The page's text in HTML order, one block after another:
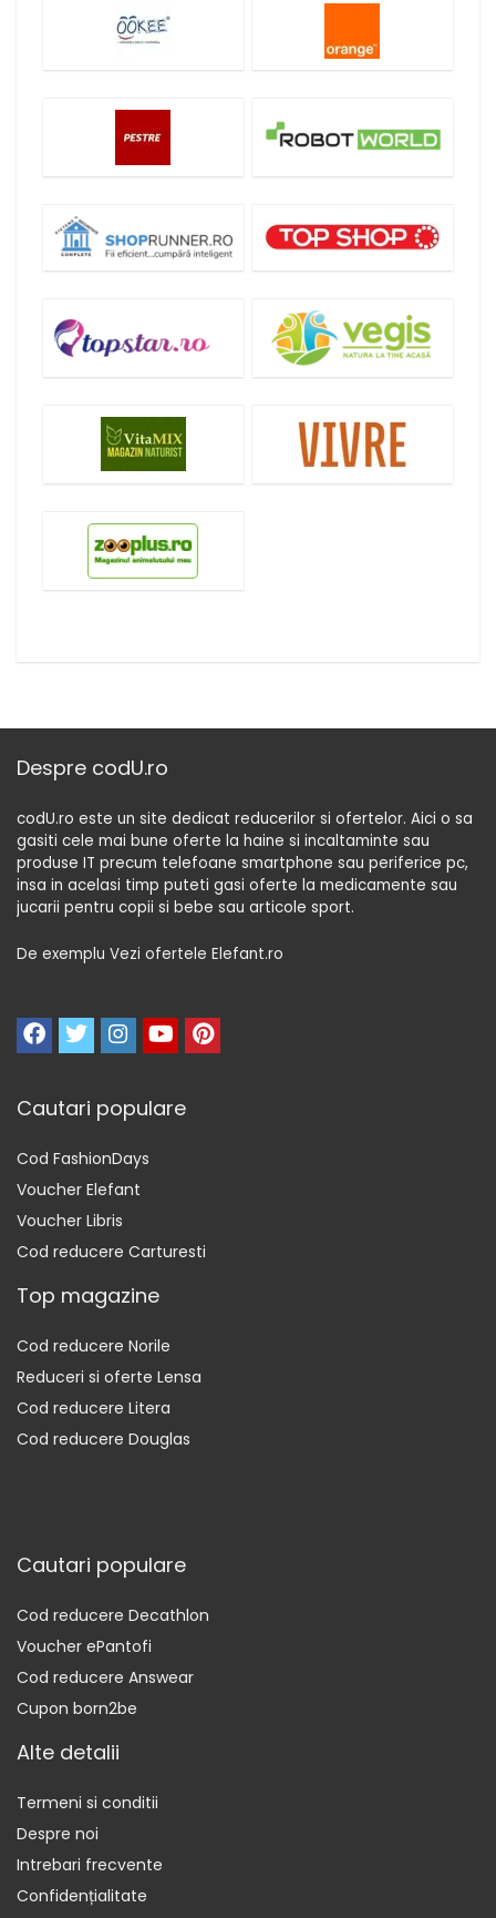
Despre codU.ro
codU.ro este un site dedicat reducerilor si ofertelor. Aici o sa
gasiti cele mai bune oferte la haine si incaltaminte sau
produse IT precum telefoane smartphone sau periferice pc,
insa in acelasi timp puteti gasi oferte la medicamente sau
jucarii pentru copii si bebe sau articole sport.
De exemplu Vezi ofertele Elefant.ro
Cautari populare
Cod FashionDays
Voucher Elefant
Voucher Libris
Cod reducere Carturesti
Top magazine
Cod reducere Norile
Reduceri si oferte Lensa
Cod reducere Litera
Cod reducere Douglas
Cautari populare
Cod reducere Decathlon
Voucher ePantofi
Cod reducere Answear
Cupon born2be
Alte detalii
Termeni si conditii
Despre noi
Intrebari frecvente
Confidențialitate